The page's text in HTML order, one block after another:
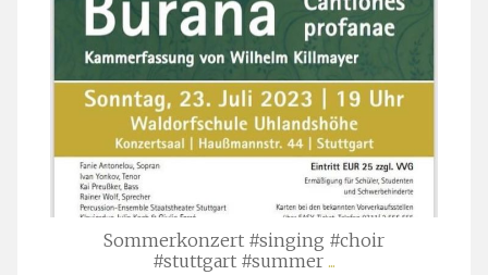
Sommerkonzert #singing #choir
#stuttgart #summer ...